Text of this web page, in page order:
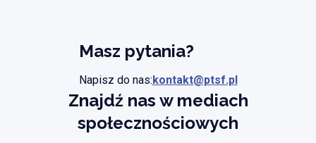
Masz pytania?
Napisz do nas: kontakt@ptsf.pl
Znajdź nas w mediach
społecznościowych